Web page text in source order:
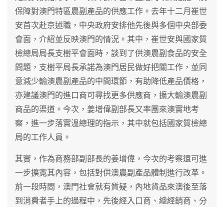
保障對澳門特區農副產品的供應工作。去年十二月崔世
安首次赴京述職，中央政府安排他先後與多個中央部委
會面，介紹並反映澳門的情況。其中，崔世安與國家質
檢總局局長支樹平會面時，談到了供澳農副食品的安全
問題，支樹平局長承諾為澳門居民做好把關工作，並同
意減少輸澳農副產品的中間環節，有助降低產品價格，
亦建議澳門的進口商可尋找更多供應商，擴大輸澳農副
商品的渠道。今次，姜增偉副部長又率團來澳實地考
察，進一步落實溫總理的指示，其中就包括國家質檢總
局的工作人員。
其實，作為商務部副部長的姜增偉，今次的考察還可進
一步擴寬其內容，包括對供澳農副產品體制進行改革。
前一段時間，澳門社會就有質疑，內地貨品來澳後至落
到消費者手上的過程中，先後經入口商、總經銷商、分